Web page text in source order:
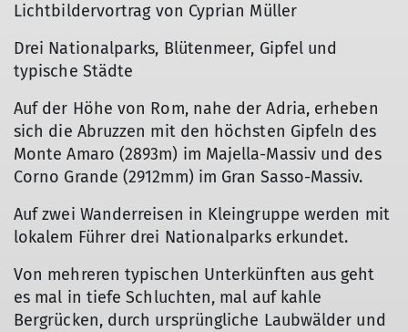
Lichtbildervortrag von Cyprian Müller
Drei Nationalparks, Blütenmeer, Gipfel und
typische Städte
Auf der Höhe von Rom, nahe der Adria, erheben
sich die Abruzzen mit den höchsten Gipfeln des
Monte Amaro (2893m) im Majella-Massiv und des
Corno Grande (2912mm) im Gran Sasso-Massiv.
Auf zwei Wanderreisen in Kleingruppe werden mit
lokalem Führer drei Nationalparks erkundet.
Von mehreren typischen Unterkünften aus geht
es mal in tiefe Schluchten, mal auf kahle
Bergrücken, durch ursprüngliche Laubwälder und